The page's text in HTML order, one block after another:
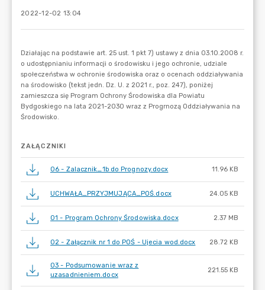
2022-12-02 13:04
ZAŁĄCZNIKI
06 - Zalacznik_1b do Prognozy.docx 11.96 KB
UCHWAŁA_PRZYJMUJĄCA_POŚ.docx 24.05 KB
01 - Program Ochrony Środowiska.docx 2.37 MB
02 - Załącznik nr 1 do POŚ - Ujecia wod.docx 28.72 KB
03 - Podsumowanie wraz z
uzasadnieniem.docx
221.55 KB